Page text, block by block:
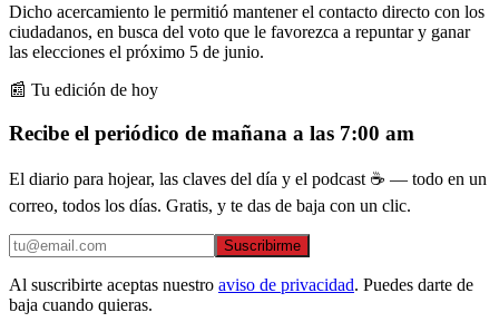
Dicho acercamiento le permitió mantener el contacto directo con los
ciudadanos, en busca del voto que le favorezca a repuntar y ganar
las elecciones el próximo 5 de junio.
📰 Tu edición de hoy
Recibe el periódico de mañana a las 7:00 am
El diario para hojear, las claves del día y el podcast ☕ — todo en un
correo, todos los días. Gratis, y te das de baja con un clic.
Suscribirme
Al suscribirte aceptas nuestro aviso de privacidad. Puedes darte de
baja cuando quieras.